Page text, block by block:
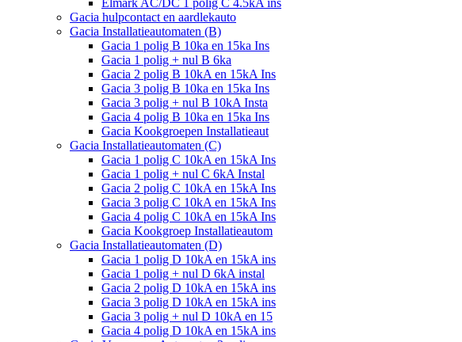
Elmark AC/DC 1 polig C 4.5kA ins
Gacia hulpcontact en aardlekauto
Gacia Installatieautomaten (B)
Gacia 1 polig B 10ka en 15ka Ins
Gacia 1 polig + nul B 6ka
Gacia 2 polig B 10kA en 15kA Ins
Gacia 3 polig B 10ka en 15ka Ins
Gacia 3 polig + nul B 10kA Insta
Gacia 4 polig B 10ka en 15ka Ins
Gacia Kookgroepen Installatieaut
Gacia Installatieautomaten (C)
Gacia 1 polig C 10kA en 15kA Ins
Gacia 1 polig + nul C 6kA Instal
Gacia 2 polig C 10kA en 15kA Ins
Gacia 3 polig C 10kA en 15kA Ins
Gacia 4 polig C 10kA en 15kA Ins
Gacia Kookgroep Installatieautom
Gacia Installatieautomaten (D)
Gacia 1 polig D 10kA en 15kA ins
Gacia 1 polig + nul D 6kA instal
Gacia 2 polig D 10kA en 15kA ins
Gacia 3 polig D 10kA en 15kA ins
Gacia 3 polig + nul D 10kA en 15
Gacia 4 polig D 10kA en 15kA ins